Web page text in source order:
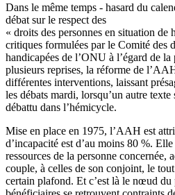
Dans le même temps - hasard du
débat sur le respect des
« droits des personnes en situation de
critiques formulées par le Comité des
handicapées de l’ONU à l’égard de
plusieurs reprises, la réforme de
différentes interventions, laissant
les débats mardi, lorsqu’un autre texte
débattu dans l’hémicycle.
Mise en place en 1975, l’AAH est
d’incapacité est d’au moins 80 %.
ressources de la personne concernée,
couple, à celles de son conjoint, le
certain plafond. Et c’est là le nœud du